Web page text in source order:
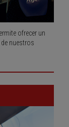
ofrecer un
nuestros